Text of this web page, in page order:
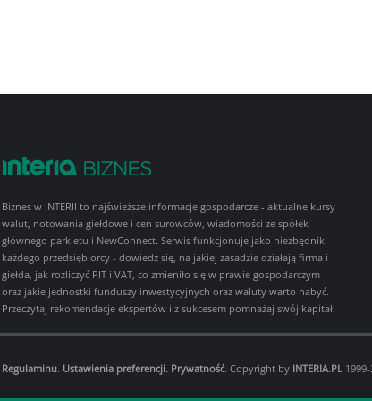
Biznes w INTERII to najświeższe informacje gospodarcze - aktualne kursy
walut, notowania giełdowe i cen surowców, wiadomości ze spółek
głównego parkietu i NewConnect. Serwis funkcjonuje jako niezbędnik
każdego przedsiębiorcy - dowiedz się, na jakiej zasadzie działają firma i
giełda, jak rozliczyć PIT i VAT, co zmieniło się w prawie gospodarczym
oraz jakie jednostki funduszy inwestycyjnych oraz waluty warto nabyć.
Przeczytaj rekomendacje ekspertów i z sukcesem pomnażaj swój kapitał.
Regulaminu. Ustawienia preferencji. Prywatność. Copyright by INTERIA.PL